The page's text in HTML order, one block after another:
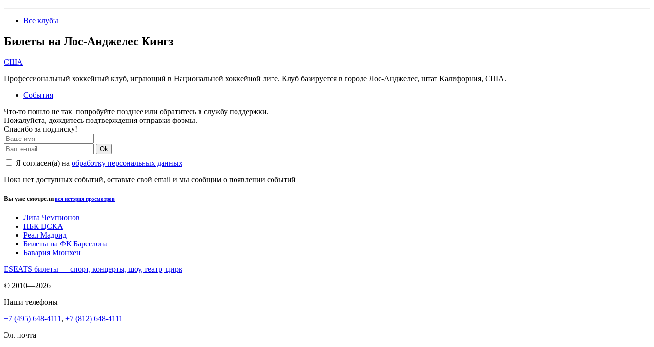
Все клубы
Билеты на Лос-Анджелес Кингз
США
Профессиональный хоккейный клуб, играющий в Национальной хоккейной лиге. Клуб базируется в городе Лос-Анджелес, штат Калифорния, США.
События
Что-то пошло не так, попробуйте позднее или обратитесь в службу поддержки.
Пожалуйста, дождитесь подтверждения отправки формы.
Спасибо за подписку!
Ok
Я согласен(а) на обработку персональных данных
Пока нет доступных событий, оставьте свой email и мы сообщим о появлении событий
Вы уже смотрели вся история просмотров
Лига Чемпионов
ПБК ЦСКА
Реал Мадрид
Билеты на ФК Барселона
Бавария Мюнхен
ESEATS билеты — спорт, концерты, шоу, театр, цирк
© 2010—2026
Наши телефоны
+7 (495) 648-4111 , +7 (812) 648-4111
Эл. почта